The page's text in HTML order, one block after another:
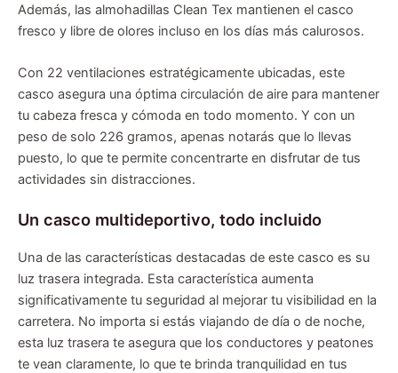
Además, las almohadillas Clean Tex mantienen el casco
fresco y libre de olores incluso en los días más calurosos.
Con 22 ventilaciones estratégicamente ubicadas, este
casco asegura una óptima circulación de aire para mantener
tu cabeza fresca y cómoda en todo momento. Y con un
peso de solo 226 gramos, apenas notarás que lo llevas
puesto, lo que te permite concentrarte en disfrutar de tus
actividades sin distracciones.
Un casco multideportivo, todo incluido
Una de las características destacadas de este casco es su
luz trasera integrada. Esta característica aumenta
significativamente tu seguridad al mejorar tu visibilidad en la
carretera. No importa si estás viajando de día o de noche,
esta luz trasera te asegura que los conductores y peatones
te vean claramente, lo que te brinda tranquilidad en tus